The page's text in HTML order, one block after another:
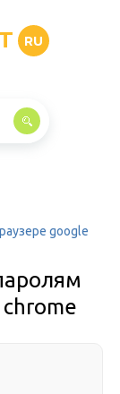
RU
google